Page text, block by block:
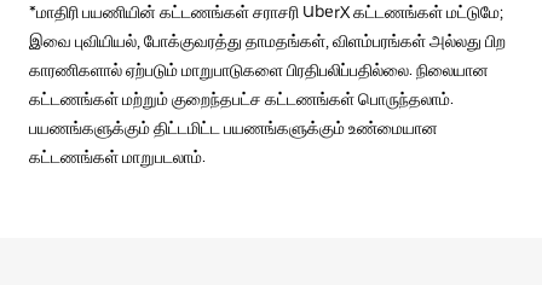
*மாதிரி பயணியின் கட்டணங்கள் சராசரி UberX கட்டணங்கள் மட்டுமே;
இவை புவியியல், போக்குவரத்து தாமதங்கள், விளம்பரங்கள் அல்லது பிற
காரணிகளால் ஏற்படும் மாறுபாடுகளை பிரதிபலிப்பதில்லை. நிலையான
கட்டணங்கள் மற்றும் குறைந்தபட்ச கட்டணங்கள் பொருந்தலாம்.
பயணங்களுக்கும் திட்டமிட்ட பயணங்களுக்கும் உண்மையான
கட்டணங்கள் மாறுபடலாம்.